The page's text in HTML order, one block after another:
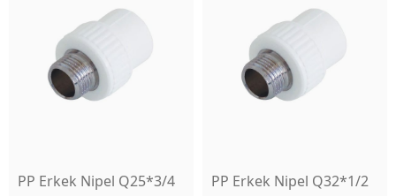
PP Erkek Nipel Q25*3/4 PP Erkek Nipel Q32*1/2